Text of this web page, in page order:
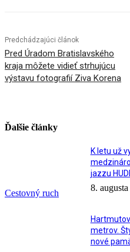
Predchádzajúci článok
Pred Úradom Bratislavského
kraja môžete vidieť strhujúcu
výstavu fotografií Ziva Korena
Ďalšie články
Cestovný ruch
K letu už
jazzu
8.
metrov.
nové